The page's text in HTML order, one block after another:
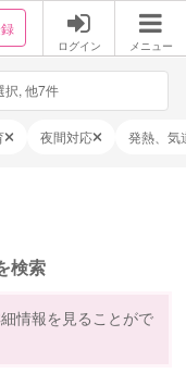
ログイン メニュー
択, 他7件
夜間対応 発熱、気
検索
情報を見ることがで